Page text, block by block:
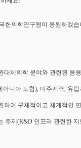
한의학연구원이 응원하겠습
대체의학 분야와 관련된 응
아니아 포함), 미주지역, 유럽
하여 구체적이고 체계적인
주제(R&D 인프라 관련한